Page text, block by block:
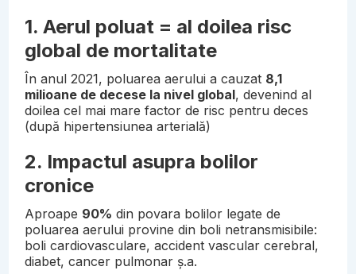
1. Aerul poluat = al doilea risc
global de mortalitate
În anul 2021, poluarea aerului a cauzat 8,1
milioane de decese la nivel global, devenind al
doilea cel mai mare factor de risc pentru deces
(după hipertensiunea arterială)
2. Impactul asupra bolilor
cronice
Aproape 90% din povara bolilor legate de
poluarea aerului provine din boli netransmisibile:
boli cardiovasculare, accident vascular cerebral,
diabet, cancer pulmonar ș.a.